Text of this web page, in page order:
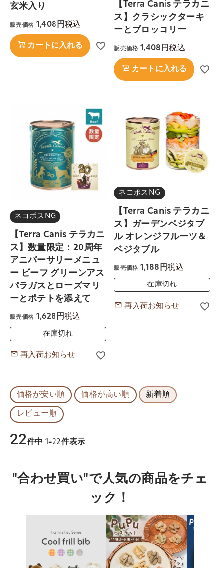
玄米入り
販売価格 1,408 税込
カートに入れる
【Terra Canis テラカニ
ス】クラシックターキ
ーとブロッコリー
販売価格 1,408 税込
カートに入れる
ネコポスNG
【Terra Canis テラカニ
ス】数量限定：20周年
アニバーサリーメニュ
ー ビーフ グリーンアス
パラガスとローズマリ
ーとポテトを添えて
販売価格 1,628 税込
在庫切れ
再入荷お知らせ
ネコポスNG
【Terra Canis テラカニ
ス】ガーデンベジタブ
ル オレンジフルーツ＆
ベジタブル
販売価格 1,188 税込
在庫切れ
再入荷お知らせ
価格が安い順 価格が高い順 新着順
レビュー順
22件中 1-22件表示
"合わせ買い"で人気の商品をチェ
ック！